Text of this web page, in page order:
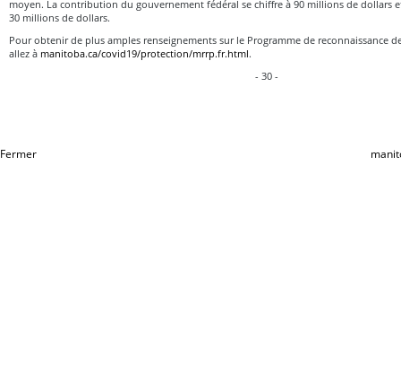
moyen. La contribution du gouvernement fédéral se chiffre à 90 millions de dollars
30 millions de dollars.
Pour obtenir de plus amples renseignements sur le Programme de reconnaissance
allez à manitoba.ca/covid19/protection/mrrp.fr.html.
- 30 -
Fermer